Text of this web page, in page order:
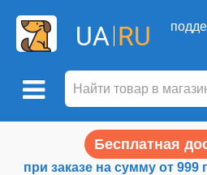
UA RU
Бесплатная
при заказе на сумму от 999